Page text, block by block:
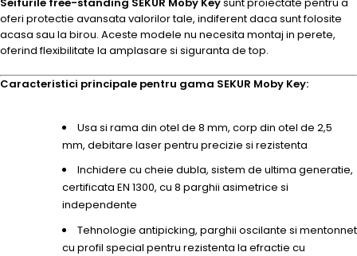
oferi protectie avansata valorilor tale, indiferent daca sunt folosite
acasa sau la birou. Aceste modele nu necesita montaj in perete,
oferind flexibilitate la amplasare si siguranta de top.
Caracteristici principale pentru gama SEKUR Moby Key:
Usa si rama din otel de 8 mm, corp din otel de 2,5
mm, debitare laser pentru precizie si rezistenta
Inchidere cu cheie dubla, sistem de ultima generatie,
certificata EN 1300, cu 8 parghii asimetrice si
independente
Tehnologie antipicking, parghii oscilante si mentonnet
cu profil special pentru rezistenta la efractie cu